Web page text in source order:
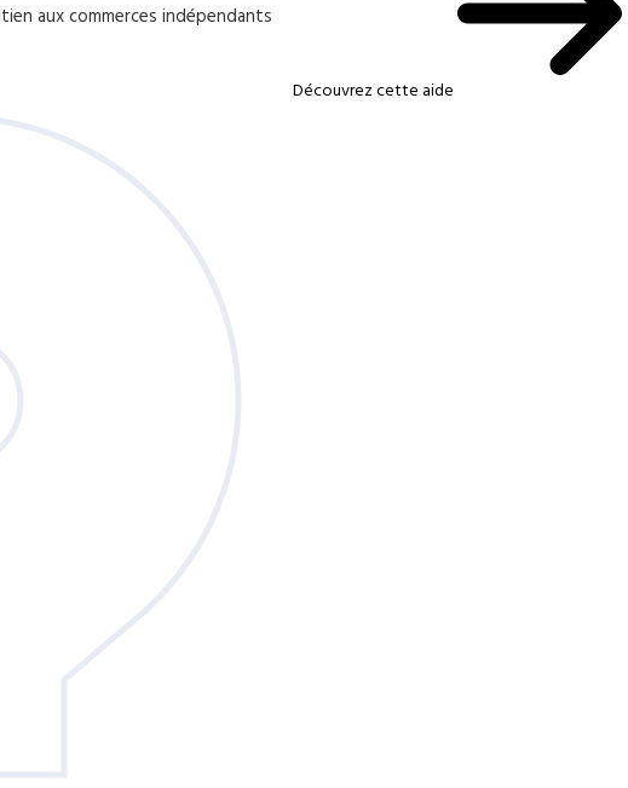
aux commerces indépendants
Découvrez cette aide